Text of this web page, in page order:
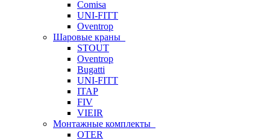
Comisa
UNI-FITT
Oventrop
Шаровые краны
STOUT
Oventrop
Bugatti
UNI-FITT
ITAP
FIV
VIEIR
Монтажные комплекты
OTER